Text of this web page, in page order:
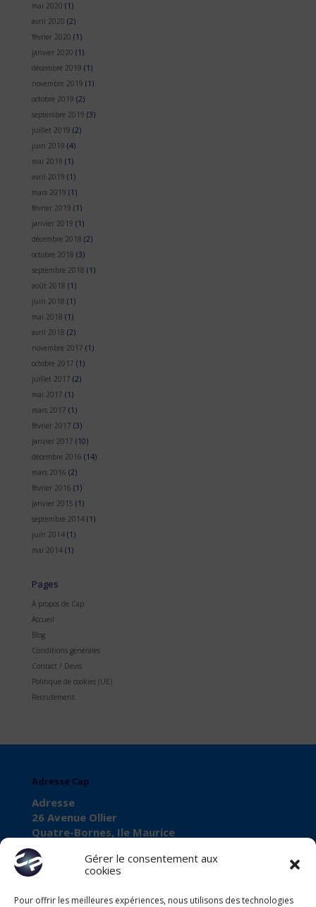
Gérer le consentement aux
cookies
Pour offrir les meilleures expériences, nous utilisons des technologies
mai 2020 (1)
avril 2020 (2)
février 2020 (1)
janvier 2020 (1)
décembre 2019 (1)
novembre 2019 (1)
octobre 2019 (2)
septembre 2019 (3)
juillet 2019 (2)
juin 2019 (4)
mai 2019 (1)
avril 2019 (1)
mars 2019 (1)
février 2019 (1)
janvier 2019 (1)
décembre 2018 (2)
octobre 2018 (3)
septembre 2018 (1)
août 2018 (1)
juin 2018 (1)
mai 2018 (1)
avril 2018 (2)
novembre 2017 (1)
octobre 2017 (1)
juillet 2017 (2)
mai 2017 (1)
mars 2017 (1)
février 2017 (3)
janvier 2017 (10)
décembre 2016 (14)
mars 2016 (2)
février 2016 (1)
janvier 2015 (1)
septembre 2014(1)
juin 2014(1)
mai 2014(1)
Pages
À propos de Cap
Accueil
Blog
Conditions générales
Contact / Devis
Politique de cookies (UE)
Recrutement
Adresse Cap
Adresse
26 Avenue Ollier
Quatre-Bornes, Ile Maurice